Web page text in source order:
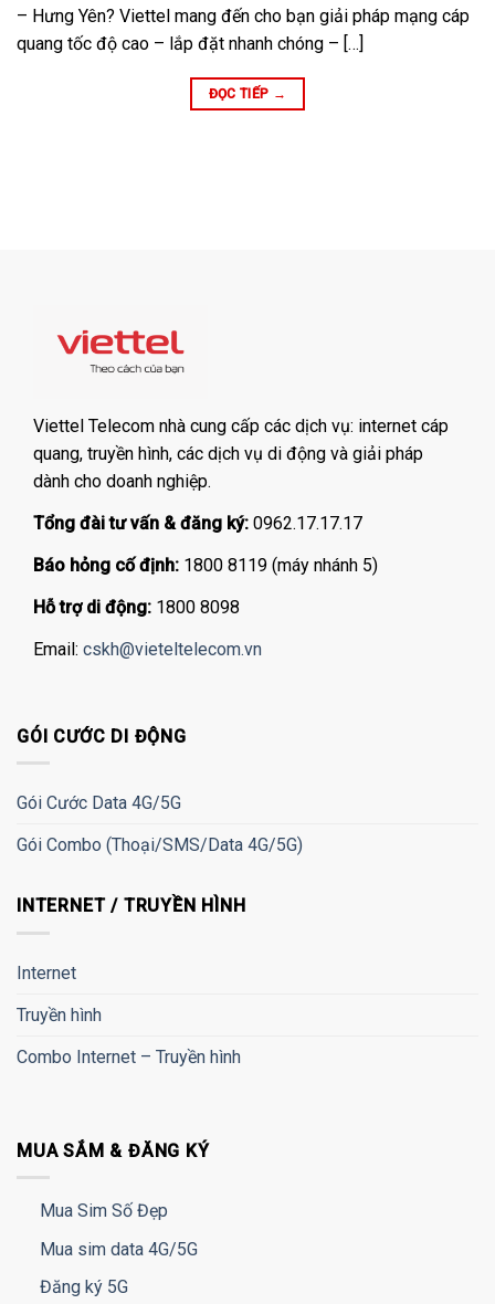
– Hưng Yên? Viettel mang đến cho bạn giải pháp mạng cáp
quang tốc độ cao – lắp đặt nhanh chóng – […]
ĐỌC TIẾP →
Viettel Telecom nhà cung cấp các dịch vụ: internet cáp
quang, truyền hình, các dịch vụ di động và giải pháp
dành cho doanh nghiệp.
Tổng đài tư vấn & đăng ký: 0962.17.17.17
Báo hỏng cố định: 1800 8119 (máy nhánh 5)
Hỗ trợ di động: 1800 8098
Email: cskh@vieteltelecom.vn
GÓI CƯỚC DI ĐỘNG
Gói Cước Data 4G/5G
Gói Combo (Thoại/SMS/Data 4G/5G)
INTERNET / TRUYỀN HÌNH
Internet
Truyền hình
Combo Internet – Truyền hình
MUA SẮM & ĐĂNG KÝ
Mua Sim Số Đẹp
Mua sim data 4G/5G
Đăng ký 5G